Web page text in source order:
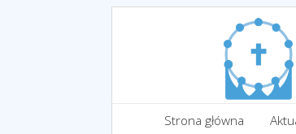
Strona główna